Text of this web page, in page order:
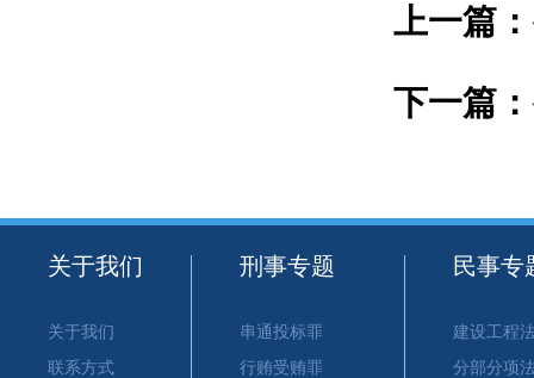
上一篇：
下一篇：
关于我们
关于我们
联系方式
刑事专题
串通投标罪
行贿受贿罪
民事专
建设工程
分部分项